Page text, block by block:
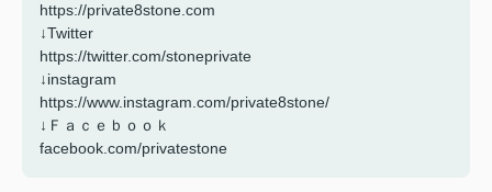
https://private8stone.com
↓Twitter
https://twitter.com/stoneprivate
↓instagram
https://www.instagram.com/private8stone/
↓Ｆａｃｅｂｏｏｋ
facebook.com/privatestone